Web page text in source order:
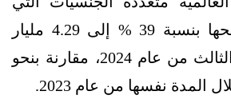
انخفض صافي ربحها بنسبة 39 % إلى 4.29 مليار
دولار خلال الربع الثالث من عام 2024، مقارنة بنحو